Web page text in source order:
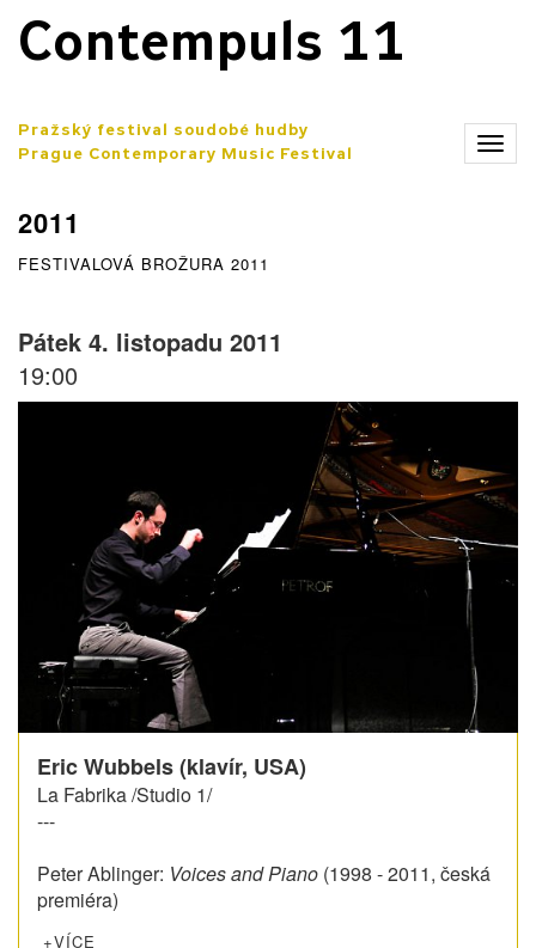
Contempuls 11
Pražský festival soudobé hudby
Prague Contemporary Music Festival
2011
FESTIVALOVÁ BROŽURA 2011
Pátek 4. listopadu 2011
19:00
Eric Wubbels (klavír, USA)
La Fabrika /Studio 1/
---
Peter Ablinger: Voices and Piano (1998 - 2011, česká
premiéra)
+VÍCE